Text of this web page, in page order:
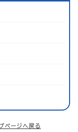
ページへ戻る